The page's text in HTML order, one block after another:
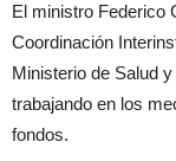
El ministro Federico
Coordinación
Ministerio de Salud
trabajando en los
fondos.